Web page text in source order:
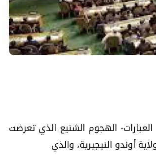
الهجوم الشنيع الذي تعرضت
أوندو النيجيرية، والذي
تحقيقات وحوارات